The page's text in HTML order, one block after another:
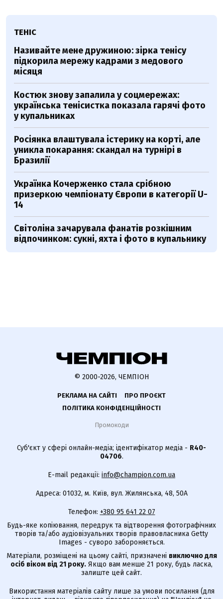
ТЕНІС
Називайте мене дружиною: зірка тенісу
підкорила мережу кадрами з медового
місяця
Костюк знову запалила у соцмережах:
українська тенісистка показала гарячі фото
у купальниках
Росіянка влаштувала істерику на корті, але
уникла покарання: скандал на турнірі в
Бразилії
Українка Кочерженко стала срібною
призеркою чемпіонату Європи в категорії U-
14
Світоліна зачарувала фанатів розкішним
відпочинком: сукні, яхта і фото в купальнику
© 2000-2026, ЧЕМПІОН
РЕКЛАМА НА САЙТІ
ПРО ПРОЄКТ
ПОЛІТИКА КОНФІДЕНЦІЙНОСТІ
Промокоди
Суб'єкт у сфері онлайн-медіа; ідентифікатор медіа - R40-
04706.
E-mail редакції: info@champion.com.ua
Адреса: 01032, м. Київ, вул. Жилянська, 48, 50А
Телефон: +380 95 641 22 07
Будь-яке копіювання, передрук та відтворення фотографічних
творів та/або аудіовізуальних творів правовласника Getty
Images - суворо забороняється.
Матеріали, розміщені на цьому сайті, призначені виключно для
осіб віком від 21 року. Якщо вам менше 21 року, будь ласка,
залиште цей сайт.
Використання матеріалів сайту лише за умови посилання (для